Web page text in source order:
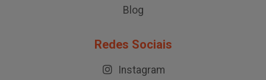
Blog
Redes Sociais
Instagram